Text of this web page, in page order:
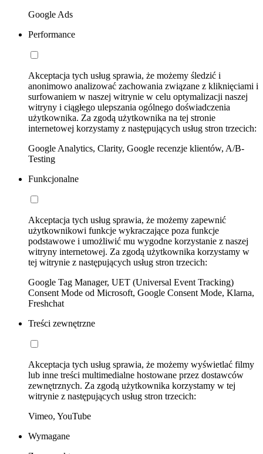
Google Ads
Performance
Akceptacja tych usług sprawia, że możemy śledzić i
anonimowo analizować zachowania związane z kliknięciami i
surfowaniem w naszej witrynie w celu optymalizacji naszej
witryny i ciągłego ulepszania ogólnego doświadczenia
użytkownika. Za zgodą użytkownika na tej stronie
internetowej korzystamy z następujących usług stron trzecich:
Google Analytics, Clarity, Google recenzje klientów, A/B-
Testing
Funkcjonalne
Akceptacja tych usług sprawia, że możemy zapewnić
użytkownikowi funkcje wykraczające poza funkcje
podstawowe i umożliwić mu wygodne korzystanie z naszej
witryny internetowej. Za zgodą użytkownika korzystamy w
tej witrynie z następujących usług stron trzecich:
Google Tag Manager, UET (Universal Event Tracking)
Consent Mode od Microsoft, Google Consent Mode, Klarna,
Freshchat
Treści zewnętrzne
Akceptacja tych usług sprawia, że możemy wyświetlać filmy
lub inne treści multimedialne hostowane przez dostawców
zewnętrznych. Za zgodą użytkownika korzystamy w tej
witrynie z następujących usług stron trzecich:
Vimeo, YouTube
Wymagane